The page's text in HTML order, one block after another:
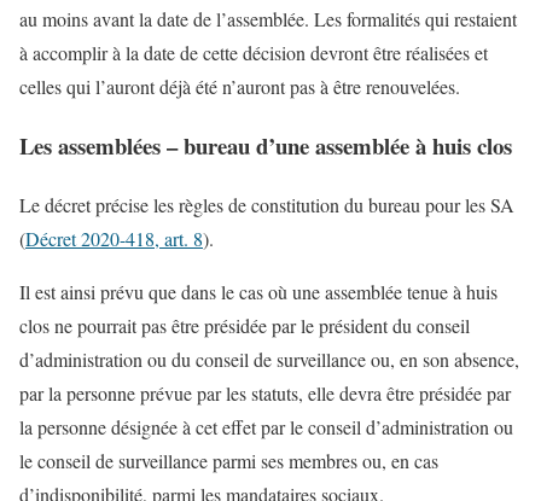
au moins avant la date de l’assemblée. Les formalités qui restaient
à accomplir à la date de cette décision devront être réalisées et
celles qui l’auront déjà été n’auront pas à être renouvelées.
Les assemblées – bureau d’une assemblée à huis clos
Le décret précise les règles de constitution du bureau pour les SA
(Décret 2020-418, art. 8).
Il est ainsi prévu que dans le cas où une assemblée tenue à huis
clos ne pourrait pas être présidée par le président du conseil
d’administration ou du conseil de surveillance ou, en son absence,
par la personne prévue par les statuts, elle devra être présidée par
la personne désignée à cet effet par le conseil d’administration ou
le conseil de surveillance parmi ses membres ou, en cas
d’indisponibilité, parmi les mandataires sociaux.